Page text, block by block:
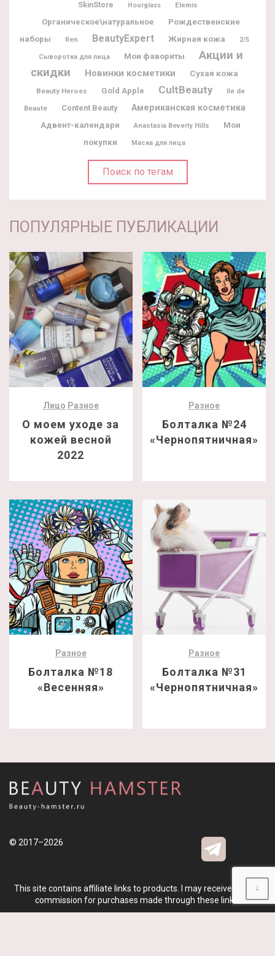
SkinStore Hourglass Elemis
Органическое\натуральное
Рождественские
наборы
Ren BeautyExpert Жирная кожа 2/5
Сыворотка для лица Мои фавориты
Акции и
скидки
Новинки косметики Сухая кожа
Beauty Heroes Gold Apple CultBeauty
Ile de
Beaute
Content Beauty
Американская косметика
Адвент-календари
Anastasia Beverly Hills
Мои
покупки
Маска для лица
Поиск по тегам
ПОПУЛЯРНЫЕ ПУБЛИКАЦИИ
Лицо Разное
О моем уходе за
кожей весной
2022
Разное
Болталка №24
«Чернопятничная»
Разное
Болталка №18
«Весенняя»
Разное
Болталка №31
«Чернопятничная»
© 2017–2026
This site contains affiliate links to products. I may receive a small
commission for purchases made through these links.
↓